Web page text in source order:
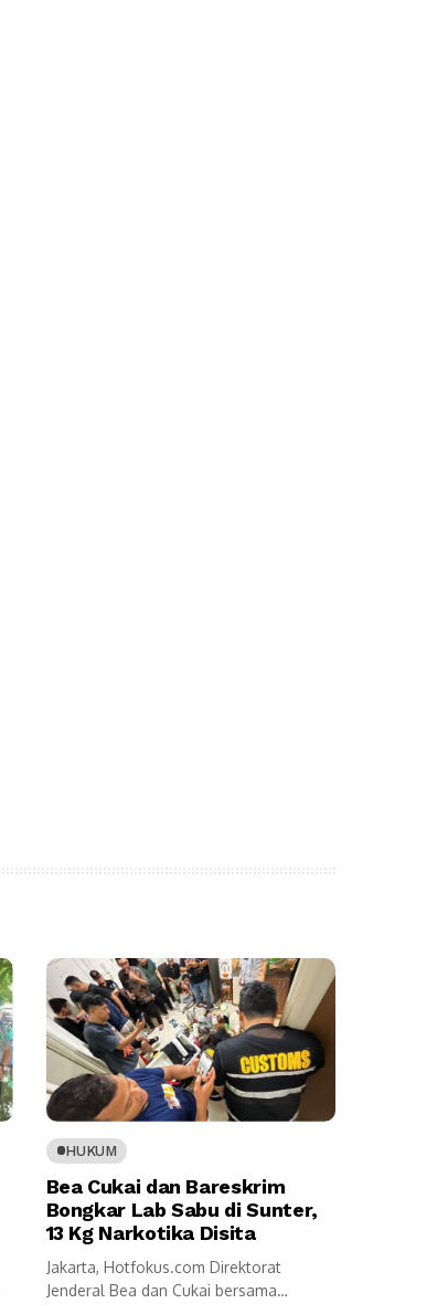
HUKUM
Bea Cukai dan Bareskrim
Bongkar Lab Sabu di Sunter,
13 Kg Narkotika Disita
Jakarta, Hotfokus.com Direktorat
Jenderal Bea dan Cukai bersama